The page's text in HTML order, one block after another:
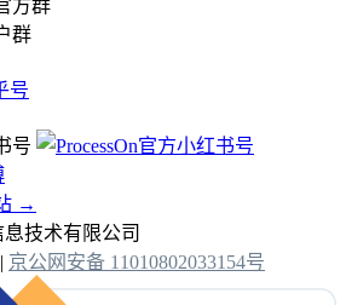
群
→
技术有限公司
| 京公网安备 11010802033154号